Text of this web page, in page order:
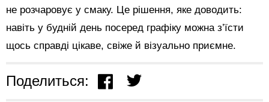
не розчаровує у смаку. Це рішення, яке доводить:
навіть у будній день посеред графіку можна з’їсти
щось справді цікаве, свіже й візуально приємне.
Поделиться: